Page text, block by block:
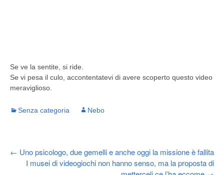
Se ve la sentite, si ride.
Se vi pesa il culo, accontentatevi di avere scoperto questo video
meraviglioso.
Senza categoria Nebo
Post
← Uno psicologo, due gemelli e anche oggi la missione è fallita
I musei di videogiochi non hanno senso, ma la proposta di